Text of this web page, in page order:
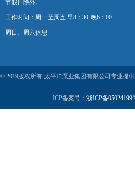
节假日除外。
工作时间：周一至周五 早8：30-晚6：00
周日、周六休息
© 2019版权所有 太平洋泵业集团有限公司专业提
ICP备案号： 浙ICP备05024199